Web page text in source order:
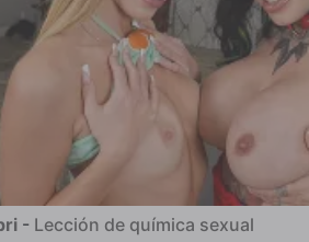
- Lección de química sexual